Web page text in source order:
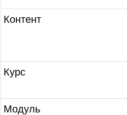
Контент
Курс
Модуль